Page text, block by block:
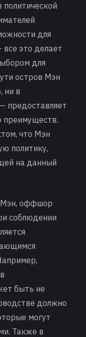
политической
для
это делает
для
остров Мэн
ни в
предоставляет
преимуществ.
что Мэн
политику,
на данный
Мэн, оффшор
соблюдении
быть не
должно
могут
Также в